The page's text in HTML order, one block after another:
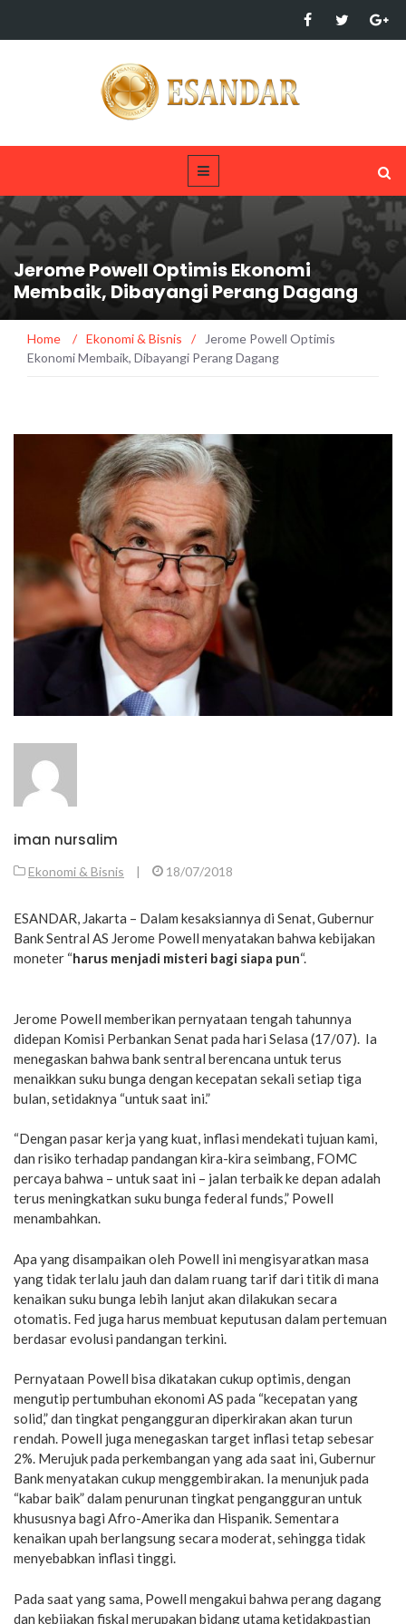
Jerome Powell Optimis Ekonomi
Membaik, Dibayangi Perang Dagang
Home / Ekonomi & Bisnis /
Jerome Powell Optimis
Ekonomi Membaik, Dibayangi Perang Dagang
iman nursalim
Ekonomi & Bisnis | 18/07/2018
ESANDAR, Jakarta – Dalam kesaksiannya di Senat, Gubernur
Bank Sentral AS Jerome Powell menyatakan bahwa kebijakan
moneter “harus menjadi misteri bagi siapa pun“.
Jerome Powell memberikan pernyataan tengah tahunnya
didepan Komisi Perbankan Senat pada hari Selasa (17/07). Ia
menegaskan bahwa bank sentral berencana untuk terus
menaikkan suku bunga dengan kecepatan sekali setiap tiga
bulan, setidaknya “untuk saat ini.”
“Dengan pasar kerja yang kuat, inflasi mendekati tujuan kami,
dan risiko terhadap pandangan kira-kira seimbang, FOMC
percaya bahwa – untuk saat ini – jalan terbaik ke depan adalah
terus meningkatkan suku bunga federal funds,” Powell
menambahkan.
Apa yang disampaikan oleh Powell ini mengisyaratkan masa
yang tidak terlalu jauh dan dalam ruang tarif dari titik di mana
kenaikan suku bunga lebih lanjut akan dilakukan secara
otomatis. Fed juga harus membuat keputusan dalam pertemuan
berdasar evolusi pandangan terkini.
Pernyataan Powell bisa dikatakan cukup optimis, dengan
mengutip pertumbuhan ekonomi AS pada “kecepatan yang
solid,” dan tingkat pengangguran diperkirakan akan turun
rendah. Powell juga menegaskan target inflasi tetap sebesar
2%. Merujuk pada perkembangan yang ada saat ini, Gubernur
Bank menyatakan cukup menggembirakan. Ia menunjuk pada
“kabar baik” dalam penurunan tingkat pengangguran untuk
khususnya bagi Afro-Amerika dan Hispanik. Sementara
kenaikan upah berlangsung secara moderat, sehingga tidak
menyebabkan inflasi tinggi.
Pada saat yang sama, Powell mengakui bahwa perang dagang
dan kebijakan fiskal merupakan bidang utama ketidakpastian